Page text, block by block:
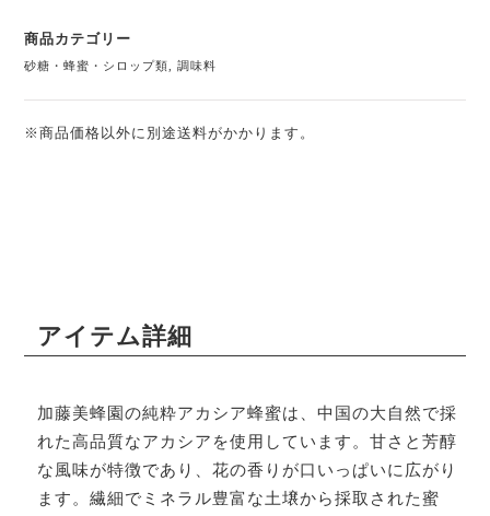
商品カテゴリー
砂糖・蜂蜜・シロップ類 ,調味料
※商品価格以外に別途送料がかかります。
アイテム詳細
加藤美蜂園の純粋アカシア蜂蜜は、中国の大自然で採
れた高品質なアカシアを使用しています。甘さと芳醇
な風味が特徴であり、花の香りが口いっぱいに広がり
ます。繊細でミネラル豊富な土壌から採取された蜜